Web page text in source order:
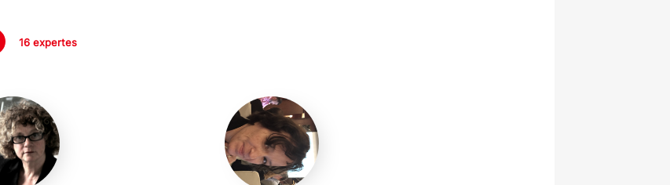
16 expertes
Viviane
Kovess-
Masféty
Christine
Le
Clainche